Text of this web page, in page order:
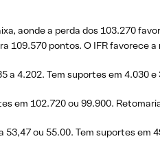
aonde a perda dos 103.270
109.570 pontos. O IFR favorece a
a 4.202. Tem suportes em 4.030 e
em 102.720 ou 99.900.
ou 55.00. Tem suportes em